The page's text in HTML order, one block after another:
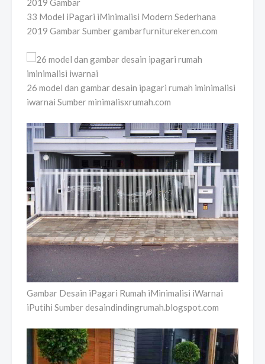
33 Model iPagari iMinimalisi Modern Sederhana
2019 Gambar Sumber gambarfurniturekeren.com
26 model dan gambar desain ipagari rumah iminimalisi
iwarnai Sumber minimalisxrumah.com
Gambar Desain iPagari Rumah iMinimalisi iWarnai
iPutihi Sumber desaindindingrumah.blogspot.com